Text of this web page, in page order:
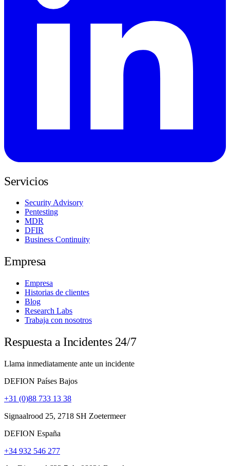
Servicios
Security Advisory
Pentesting
MDR
DFIR
Business Continuity
Empresa
Empresa
Historias de clientes
Blog
Research Labs
Trabaja con nosotros
Respuesta a Incidentes 24/7
Llama inmediatamente ante un incidente
DEFION Países Bajos
+31 (0)88 733 13 38
Signaalrood 25, 2718 SH Zoetermeer
DEFION España
+34 932 546 277